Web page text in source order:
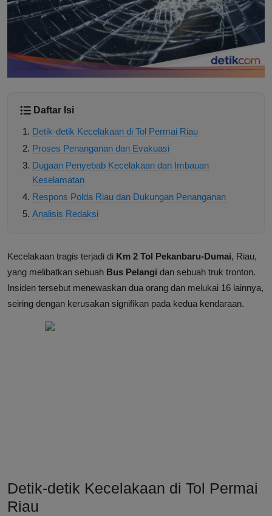
Daftar Isi
Detik-detik Kecelakaan di Tol Permai Riau
Proses Penanganan dan Evakuasi
Dugaan Penyebab Kecelakaan dan Imbauan
Keselamatan
Respons Polda Riau dan Dukungan Penanganan
Analisis Redaksi
Kecelakaan tragis terjadi di Km 2 Tol Pekanbaru-Dumai, Riau,
yang melibatkan sebuah Bus Pelangi dan sebuah truk tronton.
Insiden tersebut menewaskan dua orang dan melukai 16 lainnya,
seiring dengan kerusakan signifikan pada kedua kendaraan.
Detik-detik Kecelakaan di Tol Permai
Riau